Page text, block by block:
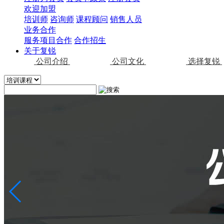
欢迎加盟
培训师 咨询师 课程顾问 销售人员
业务合作
服务项目合作 合作招生
关于复锐
公司介绍
公司文化 选择复锐